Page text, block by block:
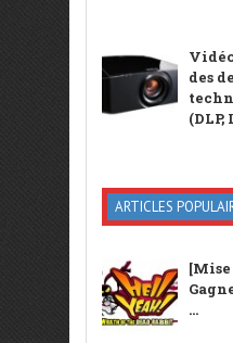
des
(DLP,
ARTICLES
[Mise
...